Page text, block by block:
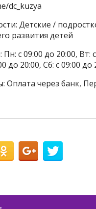
dc_kuzya
Детские /
развития детей
с 09:00 до 20:00, Вт:
до 20:00, Сб: с 09:00
Оплата через банк,